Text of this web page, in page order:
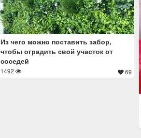
Из чего можно поставить забор,
чтобы оградить свой участок от
соседей
1492 69